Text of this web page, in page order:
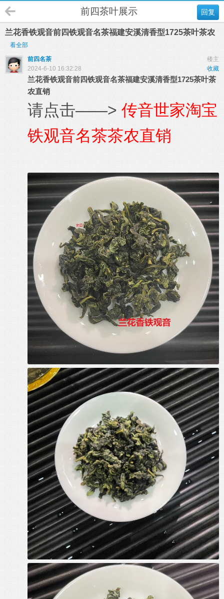
回复
前四茶叶展示
兰花香铁观音前四铁观音名茶福建安溪清香型1725茶叶茶农
看全部
楼主
前四名茶
收藏
2024-6-10 16:32:28
兰花香铁观音前四铁观音名茶福建安溪清香型1725茶叶茶
农直销
请点击——> 传音世家淘宝
铁观音名茶茶农直销